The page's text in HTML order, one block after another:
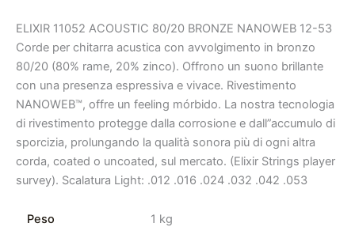
ELIXIR 11052 ACOUSTIC 80/20 BRONZE NANOWEB 12-53
Corde per chitarra acustica con avvolgimento in bronzo
80/20 (80% rame, 20% zinco). Offrono un suono brillante
con una presenza espressiva e vivace. Rivestimento
NANOWEB™, offre un feeling mórbido. La nostra tecnologia
di rivestimento protegge dalla corrosione e dall”accumulo di
sporcizia, prolungando la qualità sonora più di ogni altra
corda, coated o uncoated, sul mercato. (Elixir Strings player
survey). Scalatura Light: .012 .016 .024 .032 .042 .053
Peso 1 kg